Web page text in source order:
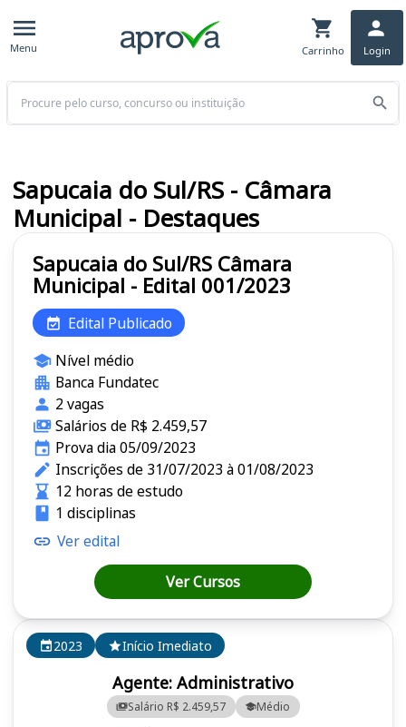
Menu Carrinho Login
Buscar
2023 Início Imediato
Agente: Administrativo
Salário R$ 2.459,57 Médio
Sapucaia do Sul/RS Câmara
Municipal - Edital 001/2023
Edital Publicado
Nível médio
Banca Fundatec
2 vagas
Salários de R$ 2.459,57
Prova dia 05/09/2023
Inscrições de 31/07/2023 à 01/08/2023
12 horas de estudo
1 disciplinas
Ver edital
Ver Cursos
Sapucaia do Sul/RS - Câmara
Municipal - Destaques